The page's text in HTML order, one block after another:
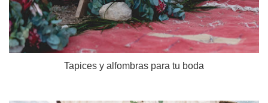
Tapices y alfombras para tu boda